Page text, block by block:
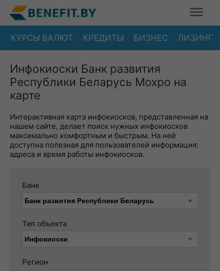
КУРСЫ ВАЛЮТ КРЕДИТЫ БИЗНЕС ЛИЗИНГ
Инфокиоски Банк развития
Республики Беларусь Мохро на
карте
Интерактивная карта инфокиосков, представленная на
нашем сайте, делает поиск нужных инфокиосков
максимально комфортным и быстрым. На ней
доступна полезная для пользователей информация:
адреса и время работы инфокиосков.
Банк
Тип объекта
Регион